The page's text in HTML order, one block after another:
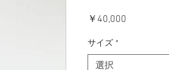
￥40,000
サイズ *
選択